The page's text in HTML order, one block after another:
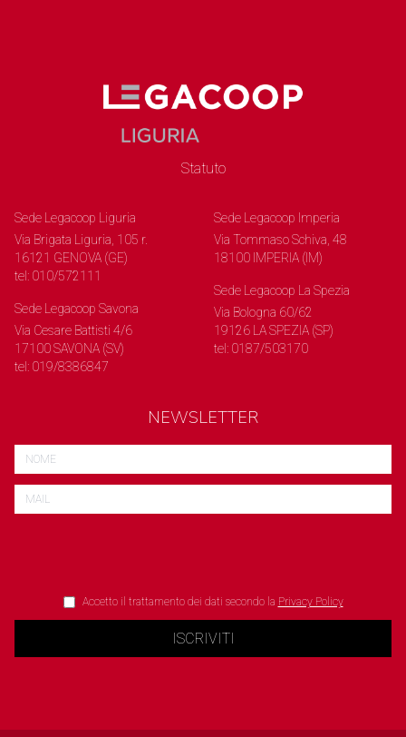
Statuto
Sede Legacoop Liguria
Via Brigata Liguria, 105 r.
16121 GENOVA (GE)
tel: 010/572111
Sede Legacoop Savona
Via Cesare Battisti 4/6
17100 SAVONA (SV)
tel: 019/8386847
Sede Legacoop Imperia
Via Tommaso Schiva, 48
18100 IMPERIA (IM)
Sede Legacoop La Spezia
Via Bologna 60/62
19126 LA SPEZIA (SP)
tel: 0187/503170
NEWSLETTER
Accetto il trattamento dei dati secondo la Privacy Policy
ISCRIVITI